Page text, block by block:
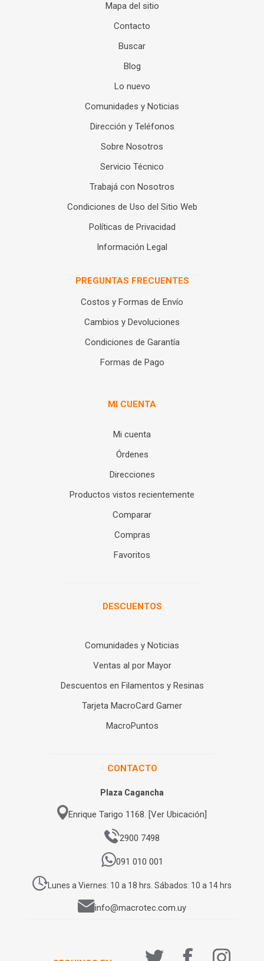
Mapa del sitio
Contacto
Buscar
Blog
Lo nuevo
Comunidades y Noticias
Dirección y Teléfonos
Sobre Nosotros
Servicio Técnico
Trabajá con Nosotros
Condiciones de Uso del Sitio Web
Políticas de Privacidad
Información Legal
PREGUNTAS FRECUENTES
Costos y Formas de Envío
Cambios y Devoluciones
Condiciones de Garantía
Formas de Pago
MI CUENTA
Mi cuenta
Órdenes
Direcciones
Productos vistos recientemente
Comparar
Compras
Favoritos
DESCUENTOS
Comunidades y Noticias
Ventas al por Mayor
Descuentos en Filamentos y Resinas
Tarjeta MacroCard Gamer
MacroPuntos
CONTACTO
Plaza Cagancha
Enrique Tarigo 1168. [Ver Ubicación]
2900 7498
091 010 001
Lunes a Viernes: 10 a 18 hrs. Sábados: 10 a 14 hrs
info@macrotec.com.uy